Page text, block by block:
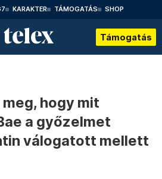
KARAKTER TÁMOGATÁS SHOP
Támogatás
hogy mit
a győzelmet
válogatott mellett